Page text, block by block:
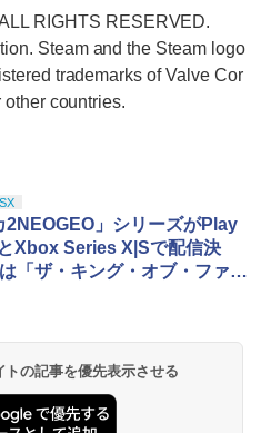
RIGHTS RESERVED.
Steam and the Steam logo
trademarks of Valve Cor
countries.
2NEOGEO」シリーズがPlay
Xbox Series X|Sで配信決
「ザ・キング・オブ・ファイ
の記事を優先表示させる